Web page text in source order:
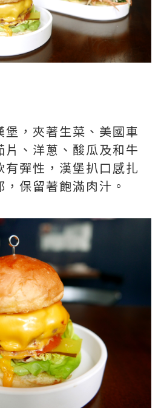
堡，夾著生菜、美國車
片、洋蔥、酸瓜及和牛
有彈性，漢堡扒口感扎
保留著飽滿肉汁。